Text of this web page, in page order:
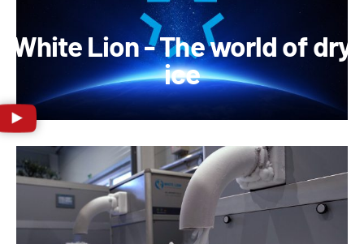
White Lion - The world of dry
ice